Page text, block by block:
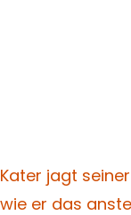
Kater jagt
wie er das